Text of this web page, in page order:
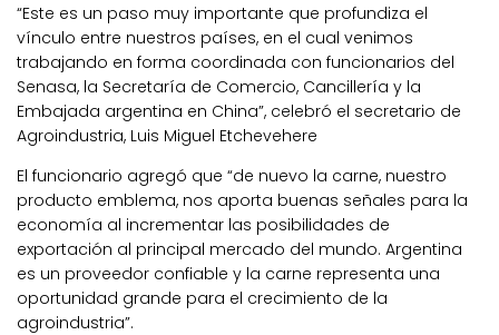
“Este es un paso muy importante que profundiza el
vínculo entre nuestros países, en el cual venimos
trabajando en forma coordinada con funcionarios del
Senasa, la Secretaría de Comercio, Cancillería y la
Embajada argentina en China”, celebró el secretario de
Agroindustria, Luis Miguel Etchevehere
El funcionario agregó que “de nuevo la carne, nuestro
producto emblema, nos aporta buenas señales para la
economía al incrementar las posibilidades de
exportación al principal mercado del mundo. Argentina
es un proveedor confiable y la carne representa una
oportunidad grande para el crecimiento de la
agroindustria”.